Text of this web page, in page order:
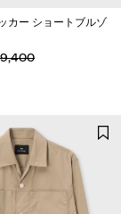
カー ショートブルゾ